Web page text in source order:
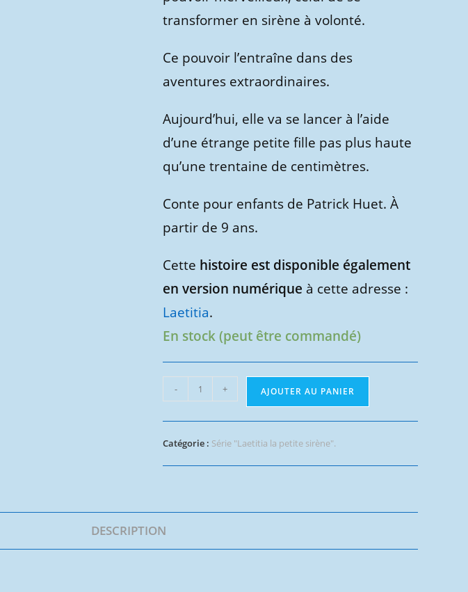
transformer en sirène à volonté.
Ce pouvoir l’entraîne dans des
aventures extraordinaires.
Aujourd’hui, elle va se lancer à l’aide
d’une étrange petite fille pas plus haute
qu’une trentaine de centimètres.
Conte pour enfants de Patrick Huet. À
partir de 9 ans.
Cette histoire est disponible également
en version numérique à cette adresse :
Laetitia.
En stock (peut être commandé)
quantité
de
Laetitia
- + AJOUTER AU PANIER
Catégorie : Série "Laetitia la petite sirène".
DESCRIPTION